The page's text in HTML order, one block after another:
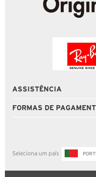
ASSISTÊNCIA
FORMAS DE
Seleciona um país